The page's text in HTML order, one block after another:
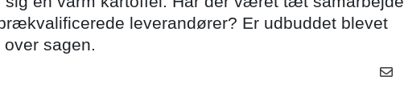
leverandører? Er udbuddet blevet
sagen.